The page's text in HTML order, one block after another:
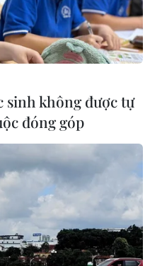
sinh không được tự
đóng góp